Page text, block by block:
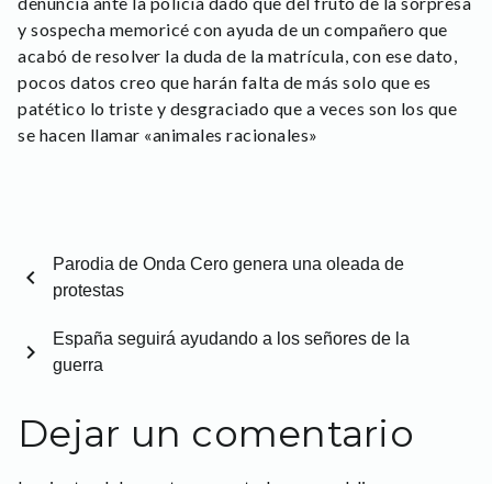
y sospecha memoricé con ayuda de un compañero que
acabó de resolver la duda de la matrícula, con ese dato,
pocos datos creo que harán falta de más solo que es
patético lo triste y desgraciado que a veces son los que
se hacen llamar «animales racionales»
chevron_left
Parodia de Onda Cero genera una oleada de
protestas
España seguirá ayudando a los señores de la
guerra
chevron_right
Dejar un comentario